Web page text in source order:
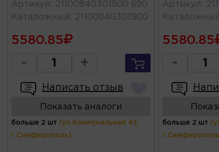
Артикул : 21100840301500 690
Каталожный : 21100840301500
5580.85
- +
Написать отзыв
Показать аналоги
больше 2 шт (ул.Коммунальная 43,
г.Симферополь)
Артикул :
5580.85
-
больше 2 шт